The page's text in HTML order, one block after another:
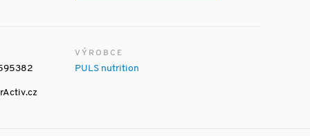
VÝROBCE
PULS nutrition